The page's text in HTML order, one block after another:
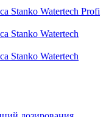
Stanko Watertech Profi
Stanko Watertech
Stanko Watertech